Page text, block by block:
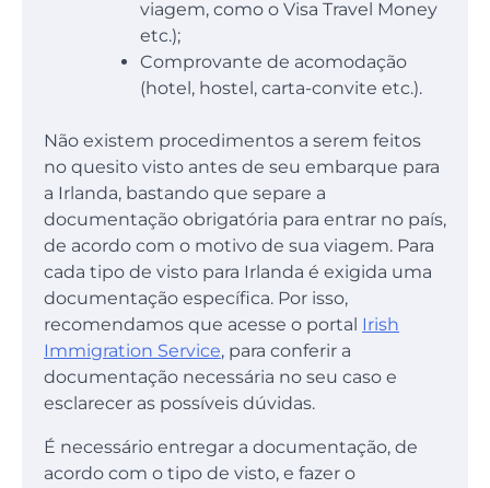
viagem, como o Visa Travel Money
etc.);
Comprovante de acomodação
(hotel, hostel, carta-convite etc.).
Não existem procedimentos a serem feitos
no quesito visto antes de seu embarque para
a Irlanda, bastando que separe a
documentação obrigatória para entrar no país,
de acordo com o motivo de sua viagem. Para
cada tipo de visto para Irlanda é exigida uma
documentação específica. Por isso,
recomendamos que acesse o portal Irish
Immigration Service, para conferir a
documentação necessária no seu caso e
esclarecer as possíveis dúvidas.
É necessário entregar a documentação, de
acordo com o tipo de visto, e fazer o